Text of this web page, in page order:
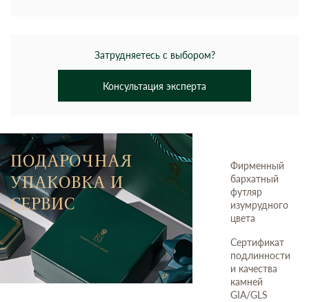
Затрудняетесь с выбором?
Консультация эксперта
ПОДАРОЧНАЯ
УПАКОВКА И
СЕРВИС
Фирменный
бархатный
футляр
изумрудного
цвета
Сертификат
подлинности
и качества
камней
GIA/GLS